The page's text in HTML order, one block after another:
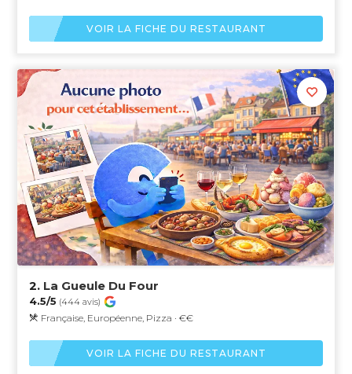
VOIR LA FICHE DU RESTAURANT
2. La Gueule Du Four
4.5/5 (444 avis)
Française, Européenne, Pizza · €€
VOIR LA FICHE DU RESTAURANT